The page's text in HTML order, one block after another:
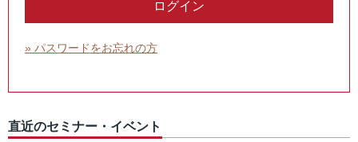
» パスワードをお忘れの方
直近のセミナー・イベント